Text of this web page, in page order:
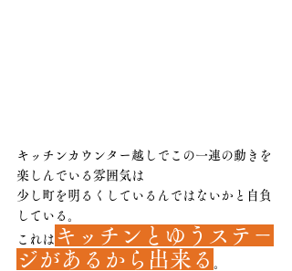
キッチンカウンター越しでこの一連の動きを
楽しんでいる雰囲気は
少し町を明るくしているんではないかと自負
している。
これは キッチンとゆうステ－
ジがあるから出来る